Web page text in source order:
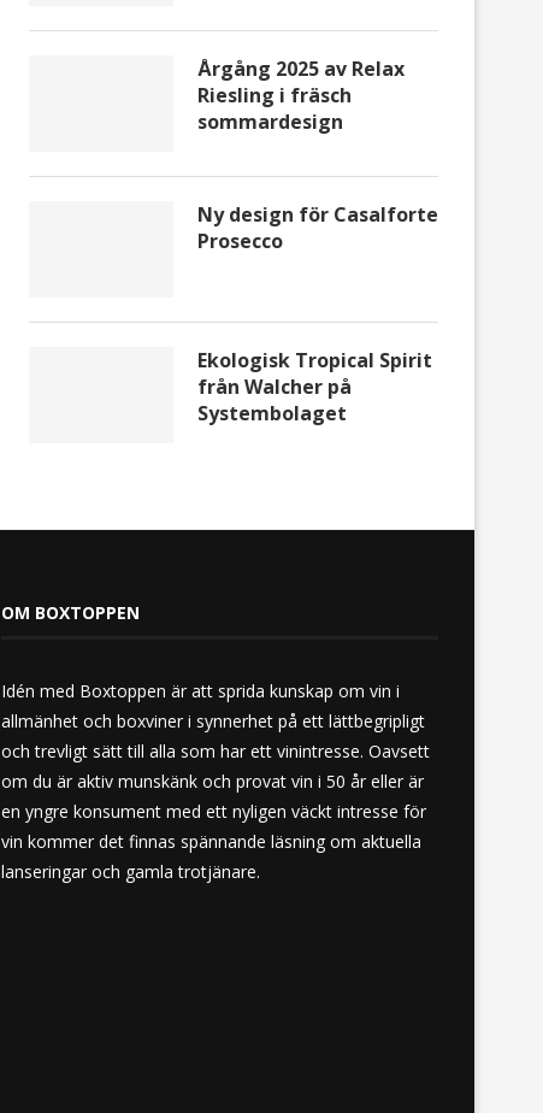
Årgång 2025 av Relax
Riesling i fräsch
sommardesign
Ny design för Casalforte
Prosecco
Ekologisk Tropical Spirit
från Walcher på
Systembolaget
OM BOXTOPPEN
Idén med Boxtoppen är att sprida kunskap om vin i
allmänhet och boxviner i synnerhet på ett lättbegripligt
och trevligt sätt till alla som har ett vinintresse. Oavsett
om du är aktiv munskänk och provat vin i 50 år eller är
en yngre konsument med ett nyligen väckt intresse för
vin kommer det finnas spännande läsning om aktuella
lanseringar och gamla trotjänare.